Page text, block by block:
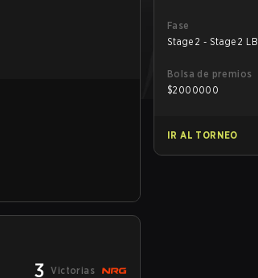
3 Victorias
Fase
Stage 2 - Stage 2 LB
Bolsa de premios
$2000000
IR AL TORNEO